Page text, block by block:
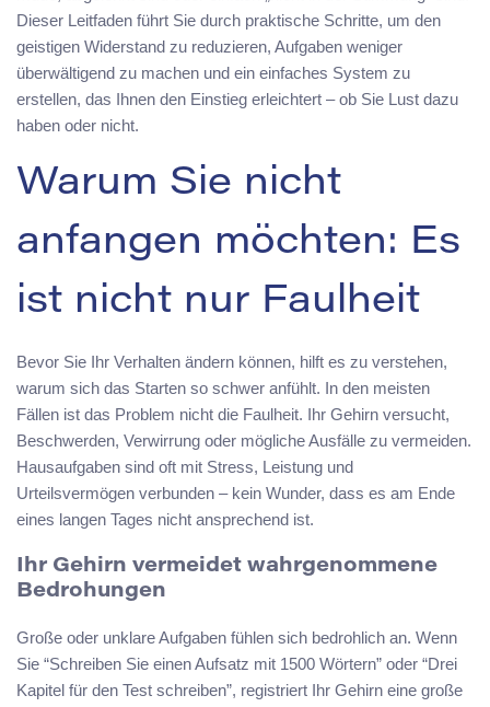
Dieser Leitfaden führt Sie durch praktische Schritte, um den
geistigen Widerstand zu reduzieren, Aufgaben weniger
überwältigend zu machen und ein einfaches System zu
erstellen, das Ihnen den Einstieg erleichtert – ob Sie Lust dazu
haben oder nicht.
Warum Sie nicht
anfangen möchten: Es
ist nicht nur Faulheit
Bevor Sie Ihr Verhalten ändern können, hilft es zu verstehen,
warum sich das Starten so schwer anfühlt. In den meisten
Fällen ist das Problem nicht die Faulheit. Ihr Gehirn versucht,
Beschwerden, Verwirrung oder mögliche Ausfälle zu vermeiden.
Hausaufgaben sind oft mit Stress, Leistung und
Urteilsvermögen verbunden – kein Wunder, dass es am Ende
eines langen Tages nicht ansprechend ist.
Ihr Gehirn vermeidet wahrgenommene
Bedrohungen
Große oder unklare Aufgaben fühlen sich bedrohlich an. Wenn
Sie “Schreiben Sie einen Aufsatz mit 1500 Wörtern” oder “Drei
Kapitel für den Test schreiben”, registriert Ihr Gehirn eine große